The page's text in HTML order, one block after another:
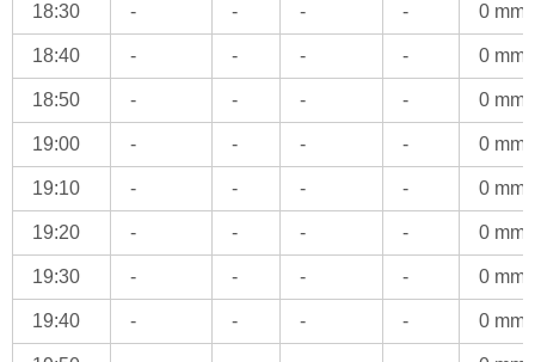
18:30 - - - - 0 mm
18:40 - - - - 0 mm
18:50 - - - - 0 mm
19:00 - - - - 0 mm
19:10 - - - - 0 mm
19:20 - - - - 0 mm
19:30 - - - - 0 mm
19:40 - - - - 0 mm